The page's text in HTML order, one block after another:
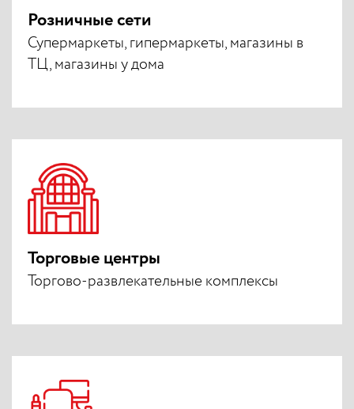
Розничные сети
Супермаркеты, гипермаркеты, магазины в
ТЦ, магазины у дома
Торговые центры
Торгово-развлекательные комплексы